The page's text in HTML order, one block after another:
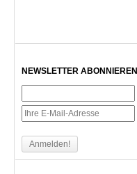
NEWSLETTER ABONNIEREN